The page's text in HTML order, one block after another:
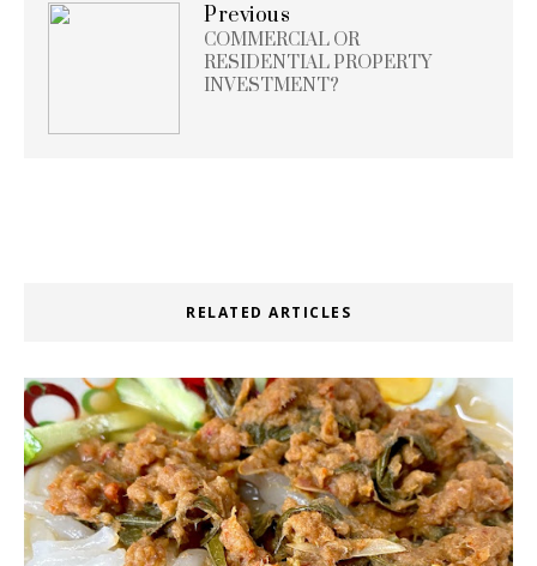
Previous
COMMERCIAL OR
RESIDENTIAL PROPERTY
INVESTMENT?
RELATED ARTICLES